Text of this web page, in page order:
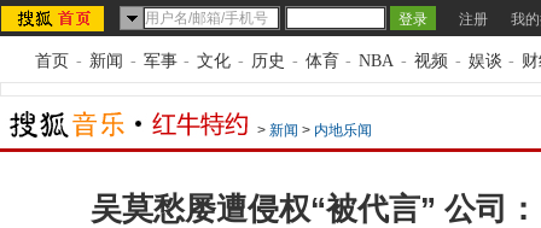
注册 我
首页 - 新闻 - 军事 - 文化 - 历史 - 体育 - NBA - 视频 - 娱谈 -
> 新闻 > 内地乐闻
吴莫愁屡遭侵权“被代言” 公司